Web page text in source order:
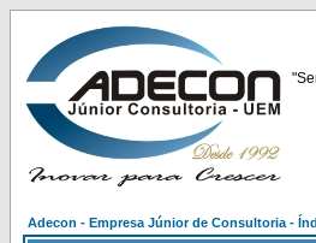
Adecon - Empresa Júnior de Consultoria -